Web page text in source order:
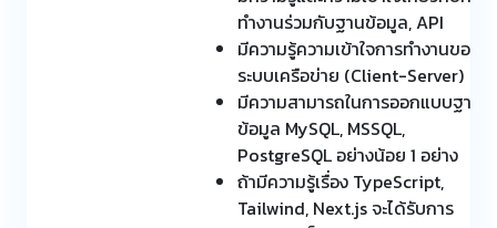
ทำงานร่วมกับฐานข้อมูล, API
มีความรู้ความเข้าใจการทำงานของ
ระบบเครือข่าย (Client-Server)
มีความสามารถในการออกแบบฐาน
ข้อมูล MySQL, MSSQL,
PostgreSQL อย่างน้อย 1 อย่าง
ถ้ามีความรู้เรื่อง TypeScript,
Tailwind, Next.js จะได้รับการ